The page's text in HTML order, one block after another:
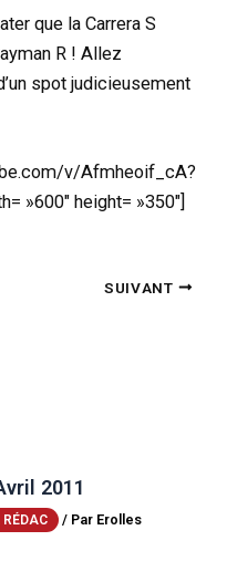
que la Carrera S
R ! Allez
spot judicieusement
v/Afmheoif_cA?
»600″ height= »350″]
SUIVANT
2011
/ Par Erolles